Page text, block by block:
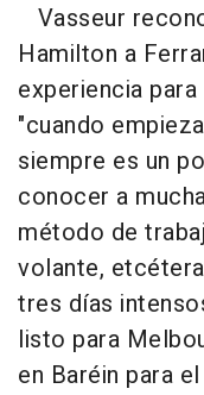
Vasseur
Hamilton a
experiencia
"cuando
siempre es un
conocer a
método de
volante,
tres días
listo para
en Baréin para